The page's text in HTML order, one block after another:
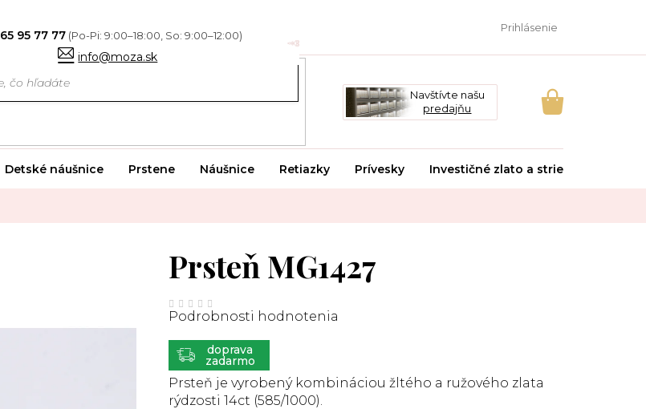
65 95 77 77
info@moza.sk
Prihlásenie
Navštívte našu
predajňu
NÁKUPNÝ
Detské náušnice Prstene Náušnice Retiazky Prívesky Investičné zlato a striebro
Prsteň je vyrobený kombináciou žltého a ružového zlata
rýdzosti 14ct (585/1000).
Prsteň MG1427
Priemerné
hodnotenie
produktu
0,0
hviezdičiek.
Podrobnosti hodnotenia
ZADARMO